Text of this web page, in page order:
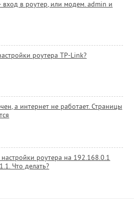
вход в роутер, или модем. admin и
роутера TP-Link?
а интернет не работает. Страницы
роутера на 192.168.0.1
Что делать?